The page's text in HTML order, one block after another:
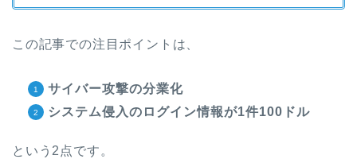
この記事での注目ポイントは、
サイバー攻撃の分業化
システム侵入のログイン情報が1件100ドル
という2点です。